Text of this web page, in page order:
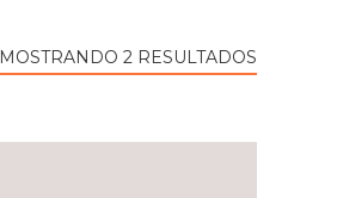
MOSTRANDO 2 RESULTADOS